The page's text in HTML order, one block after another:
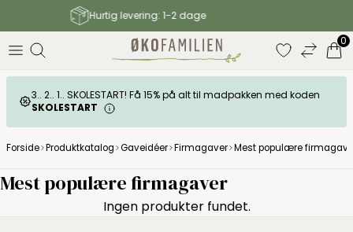
0
3.. 2.. 1.. SKOLESTART! Få 15% på alt til madpakken med koden
SKOLESTART
Forside Produktkatalog Gaveidéer Firmagaver Mest populære
Mest populære firmagaver
Ingen produkter fundet.